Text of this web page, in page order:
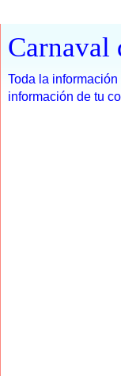
Carnaval
Toda la
información de tu